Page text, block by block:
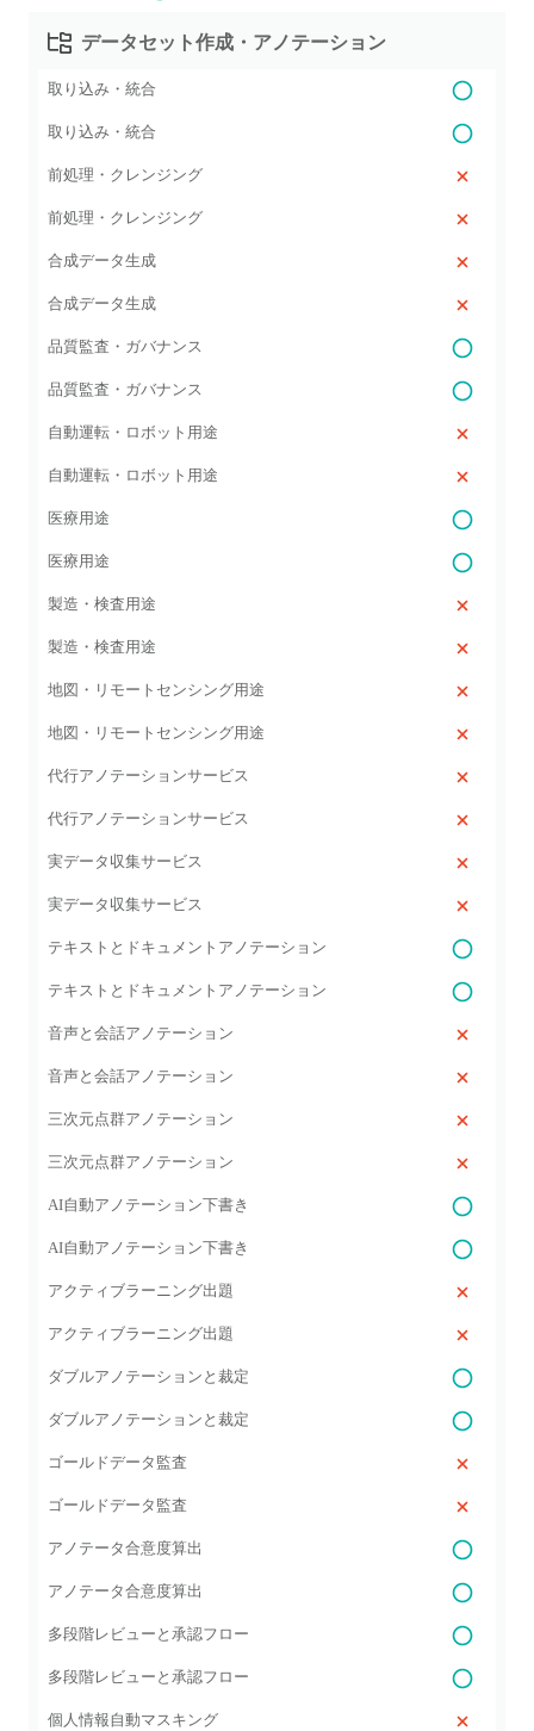
データセット作成・アノテーション
取り込み・統合
取り込み・統合
前処理・クレンジング
前処理・クレンジング
合成データ生成
合成データ生成
品質監査・ガバナンス
品質監査・ガバナンス
自動運転・ロボット用途
自動運転・ロボット用途
医療用途
医療用途
製造・検査用途
製造・検査用途
地図・リモートセンシング用途
地図・リモートセンシング用途
代行アノテーションサービス
代行アノテーションサービス
実データ収集サービス
実データ収集サービス
テキストとドキュメントアノテーション
テキストとドキュメントアノテーション
音声と会話アノテーション
音声と会話アノテーション
三次元点群アノテーション
三次元点群アノテーション
AI自動アノテーション下書き
AI自動アノテーション下書き
アクティブラーニング出題
アクティブラーニング出題
ダブルアノテーションと裁定
ダブルアノテーションと裁定
ゴールドデータ監査
ゴールドデータ監査
アノテータ合意度算出
アノテータ合意度算出
多段階レビューと承認フロー
多段階レビューと承認フロー
個人情報自動マスキング